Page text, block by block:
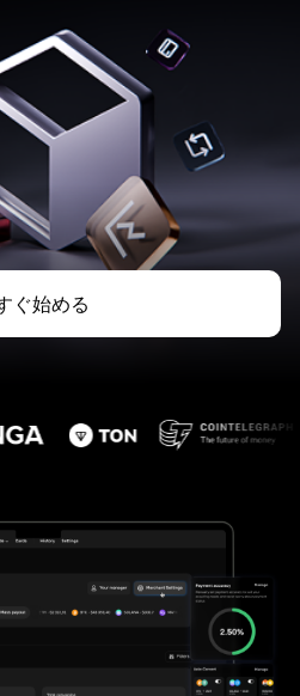
ぐ始める